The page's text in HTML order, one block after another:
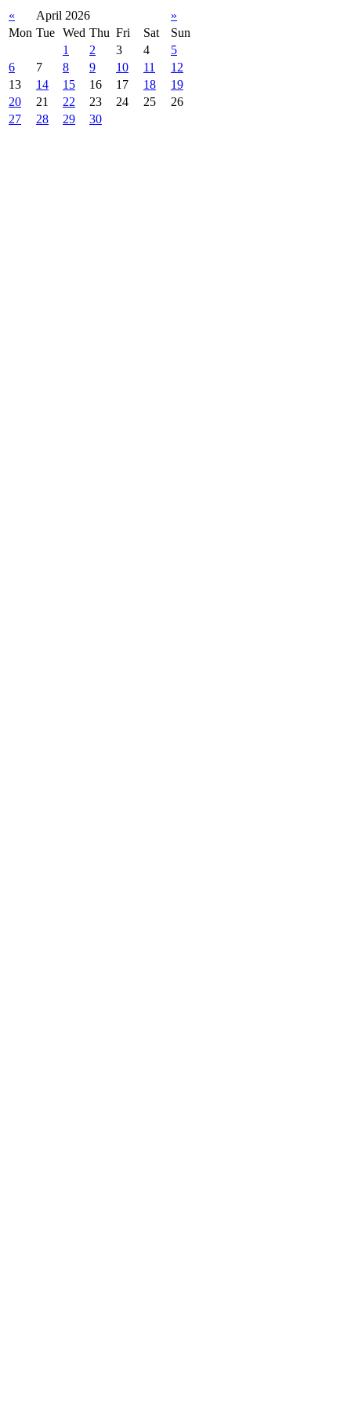
« April 2026
»
Mon Tue Wed Thu Fri Sat
Sun
1
2 3 4
5
6
7 8 9 10 11
12
13
14 15 16 17 18
19
20
21 22 23 24 25
26
27
28 29 30